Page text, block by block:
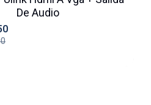
De Audio